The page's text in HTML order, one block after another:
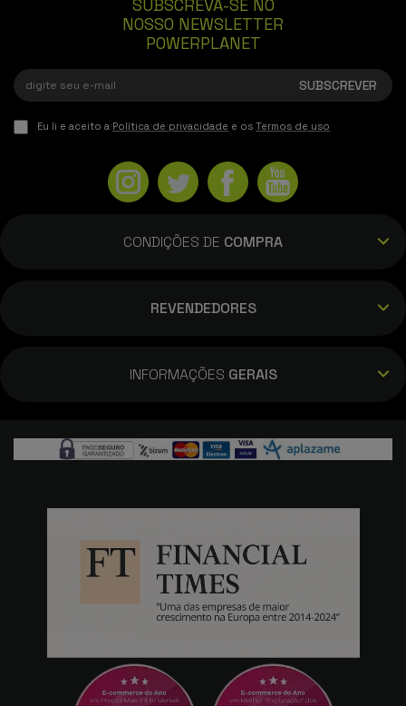
SUBSCREVA-SE NO
NOSSO NEWSLETTER
POWERPLANET
Eu li e aceito a Política de privacidade e os Termos de uso
CONDIÇÕES DE COMPRA
REVENDEDORES
INFORMAÇÕES GERAIS